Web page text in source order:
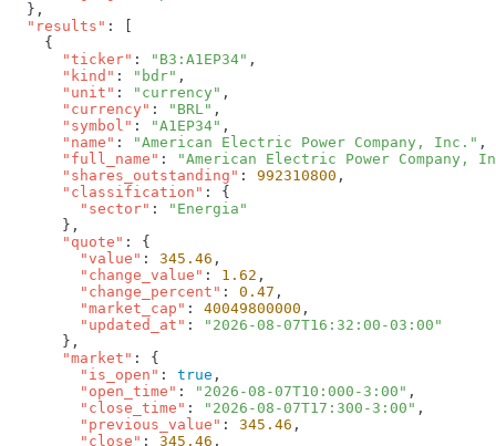
  "results"
      "ticker"
: "B3:A1EP34"
      "kind"
: "bdr"
      "unit"
: "currency"
      "currency"
: "BRL"
      "symbol"
: "A1EP34"
      "name"
: "American Electric Power Company, Inc."
      "full_name"
:
"American Electric Power Company,
      "shares_outstanding"
: 992310800
      "classification"
        "sector"
:
      "quote"
        "value"
: 345.46
        "change_value"
: 1.62
        "change_percent"
: 0.47
        "market_cap"
: 40049800000
        "updated_at"
:
      "market"
        "is_open"
: true
        "open_time"
: "2026-08-07T10:000-3:00"
        "close_time"
: "2026-08-07T17:300-3:00"
        "previous_value"
: 345.46
        "close"
: 345.46